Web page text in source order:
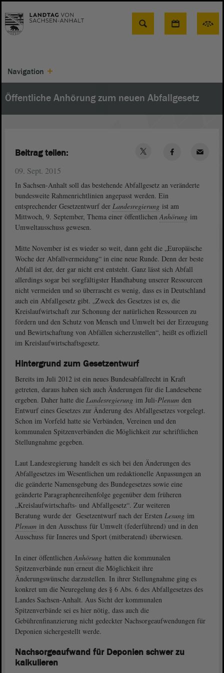
Suche
Navigation
Öffentliche Anhörung zum neuen Abfallgesetz
09. Sept. 2015
In Sachsen-Anhalt soll das bestehende Abfallgesetz an veränderte
bundesweite Rahmenrichtlinien angepasst werden. Ein
entsprechender Gesetzentwurf der Landesregierung ist am
Mittwoch, 9. September, Thema einer öffentlichenAnhörung im
Umweltausschuss gewesen.
Mitte November ist es wieder so weit, dann geht die „Europäische
Woche der Abfallvermeidung“ in eine neue Runde. Denn der beste
Abfall ist der, der gar nicht erst entsteht. Ganz lässt sich Abfall
allerdings sogar bei sorgfältigster Handhabung unserer Ressourcen
nicht vermeiden und so überrascht es wenig, dass es in Deutschland
auch ein Abfallgesetz gibt. „Zweck des Gesetzes ist es, die
Kreislaufwirtschaft zur Schonung der natürlichen Ressourcen zu
fördern und den Schutz von Mensch und Umwelt bei der Erzeugung
und Bewirtschaftung von Abfällen sicherzustellen“, heißt es offiziell
im Kreislaufwirtschaftsgesetz.
Hintergrund zum Gesetzentwurf
Bereits im Juli 2012 ist ein neues Bundesabfallrecht in Kraft
getreten, daraus haben sich auch Änderungen für die Landesebene
ergeben. Daher hatte die Landesregierung im Juli-Plenum den
Entwurf eines Gesetzes zur Änderung des Abfallgesetzes vorgelegt.
Schon im Vorfeld hatte sie Verbänden, Vereinen und den
kommunalen Spitzenverbänden die Möglichkeit zur schriftlichen
Stellungnahme gegeben.
Laut Landesregierung handelt es sich bei den Änderungen des
Abfallgesetzes im Wesentlichen um redaktionelle Anpassungen an
die geänderte Namensgebung des Bundegesetzes sowie eine
geänderte Paragraphenreihenfolge gegenüber dem früheren
„Kreislaufwirtschafts- und Abfallgesetz“. Zur weiteren
Beratung wurde der Gesetzentwurf nach der Ersten Lesung im
Plenum in den Ausschuss für Umwelt (federführend) und in den
Ausschuss für Inneres und Sport (mitberatend) überwiesen.
In einer öffentlichenAnhörung hatten die kommunalen
Spitzenverbände nun erneut die Möglichkeit ihre
Änderungswünsche darzustellen. In ihrer Stellungnahme ging es
konkret um die Neuregelung des § 6 Abs. 6 des Abfallgesetzes des
Landes Sachsen-Anhalt. Aus Sicht der kommunalen
Spitzenverbände sei es hier nötig, dass auch die
Gebührenfinanzierung nicht gedeckter Nachsorgeaufwendungen für
Deponien sichergestellt werde.
Nachsorgeaufwand für Deponien schwer zu
kalkulieren
Beitrag teilen: